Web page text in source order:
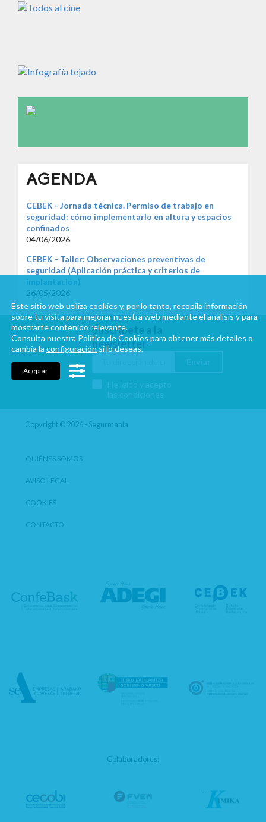
AGENDA
CEBEK - Jornada técnica. Permiso de trabajo en
seguridad: cómo implementarlo en altura y espacios
confinados
04/06/2026
CEBEK - Taller: Observaciones preventivas de
seguridad (Aplicación práctica y criterios de
implantación)
26/05/2026
Suscríbete a la
newsletter
Copyright © 2026 - Segurmania
QUIÉNES SOMOS
AVISO LEGAL
COOKIES
CONTACTO
Colaboradores:
Este sitio web utiliza cookies y, por lo tanto, recopila información
sobre tu visita para mejorar nuestra web mediante el análisis y para
mostrarte contenido relevante.
Consulta nuestra Política de Cookies para obtener más detalles o
cambia la configuraciónsi lo deseas.
Aceptar